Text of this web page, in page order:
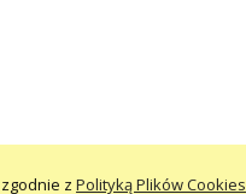
zgodnie zPolityką Plików Cookies